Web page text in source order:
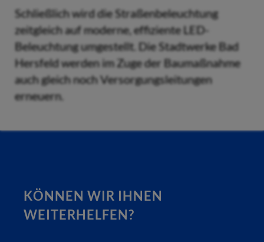
Schließlich wird die Straßenbeleuchtung
zeitgleich auf moderne, effiziente LED-
Beleuchtung umgestellt. Die Stadtwerke Bad
Hersfeld werden im Zuge der Baumaßnahme
auch gleich noch Versorgungsleitungen
erneuern.
KÖNNEN WIR IHNEN
WEITERHELFEN?